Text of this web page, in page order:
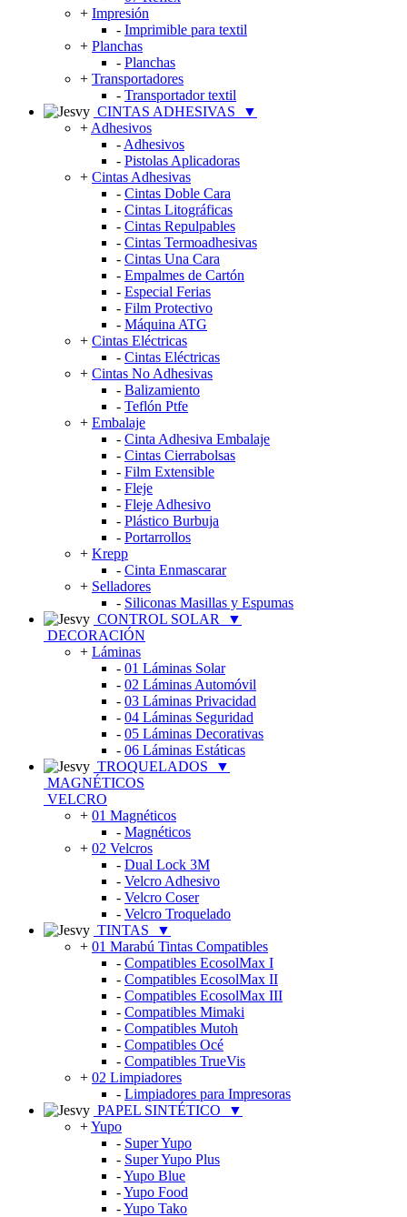
+ Impresión
- Imprimible para textil
+ Planchas
- Planchas
+ Transportadores
- Transportador textil
CINTAS ADHESIVAS
▼
+ Adhesivos
- Adhesivos
- Pistolas Aplicadoras
+ Cintas Adhesivas
- Cintas Doble Cara
- Cintas Litográficas
- Cintas Repulpables
- Cintas Termoadhesivas
- Cintas Una Cara
- Empalmes de Cartón
- Especial Ferias
- Film Protectivo
- Máquina ATG
+ Cintas Eléctricas
- Cintas Eléctricas
+ Cintas No Adhesivas
- Balizamiento
- Teflón Ptfe
+ Embalaje
- Cinta Adhesiva Embalaje
- Cintas Cierrabolsas
- Film Extensible
- Fleje
- Fleje Adhesivo
- Plástico Burbuja
- Portarrollos
+ Krepp
- Cinta Enmascarar
+ Selladores
- Siliconas Masillas y Espumas
CONTROL SOLAR
▼
DECORACIÓN
+ Láminas
- 01 Láminas Solar
- 02 Láminas Automóvil
- 03 Láminas Privacidad
- 04 Láminas Seguridad
- 05 Láminas Decorativas
- 06 Láminas Estáticas
TROQUELADOS
▼
MAGNÉTICOS
VELCRO
+ 01 Magnéticos
- Magnéticos
+ 02 Velcros
- Dual Lock 3M
- Velcro Adhesivo
- Velcro Coser
- Velcro Troquelado
TINTAS
▼
+ 01 Marabú Tintas Compatibles
- Compatibles EcosolMax I
- Compatibles EcosolMax II
- Compatibles EcosolMax III
- Compatibles Mimaki
- Compatibles Mutoh
- Compatibles Océ
- Compatibles TrueVis
+ 02 Limpiadores
- Limpiadores para Impresoras
PAPEL SINTÉTICO
▼
+Yupo
- Super Yupo
- Super Yupo Plus
-Yupo Blue
-Yupo Food
-Yupo Tako